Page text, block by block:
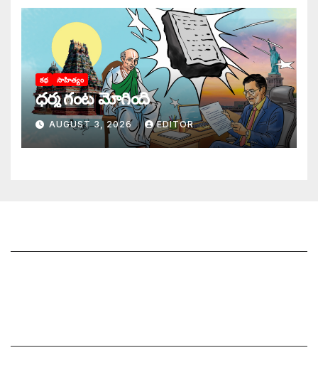
కథ సాహిత్యం
ధర్మ గంట మోగింది
AUGUST 3, 2026 EDITOR